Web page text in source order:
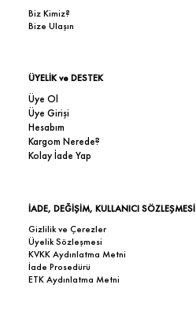
Biz Kimiz?
Bize Ulaşın
ÜYELİK ve DESTEK
Üye Ol
Üye Girişi
Hesabım
Kargom Nerede?
Kolay İade Yap
İADE, DEĞİŞİM, KULLANICI SÖZLEŞMESİ
Gizlilik ve Çerezler
Üyelik Sözleşmesi
KVKK Aydınlatma Metni
İade Prosedürü
ETK Aydınlatma Metni